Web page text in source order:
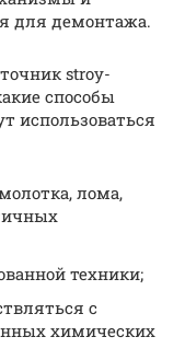
для демонтажа.
stroy-
способы
использоваться
лома,
техники;
с
химических